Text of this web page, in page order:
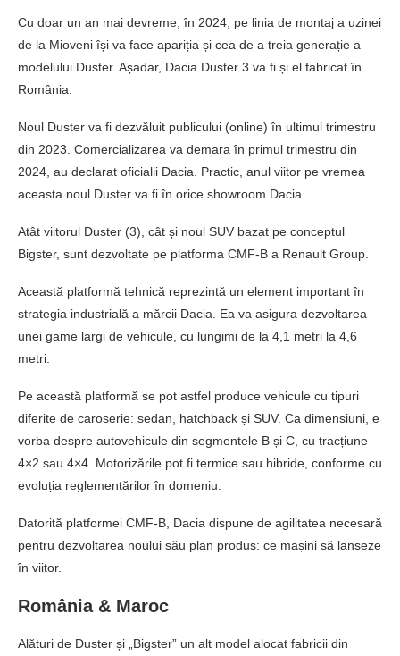
Cu doar un an mai devreme, în 2024, pe linia de montaj a uzinei
de la Mioveni își va face apariția și cea de a treia generație a
modelului Duster. Așadar, Dacia Duster 3 va fi și el fabricat în
România.
Noul Duster va fi dezvăluit publicului (online) în ultimul trimestru
din 2023. Comercializarea va demara în primul trimestru din
2024, au declarat oficialii Dacia. Practic, anul viitor pe vremea
aceasta noul Duster va fi în orice showroom Dacia.
Atât viitorul Duster (3), cât și noul SUV bazat pe conceptul
Bigster, sunt dezvoltate pe platforma CMF-B a Renault Group.
Această platformă tehnică reprezintă un element important în
strategia industrială a mărcii Dacia. Ea va asigura dezvoltarea
unei game largi de vehicule, cu lungimi de la 4,1 metri la 4,6
metri.
Pe această platformă se pot astfel produce vehicule cu tipuri
diferite de caroserie: sedan, hatchback și SUV. Ca dimensiuni, e
vorba despre autovehicule din segmentele B și C, cu tracțiune
4×2 sau 4×4. Motorizările pot fi termice sau hibride, conforme cu
evoluția reglementărilor în domeniu.
Datorită platformei CMF-B, Dacia dispune de agilitatea necesară
pentru dezvoltarea noului său plan produs: ce mașini să lanseze
în viitor.
România & Maroc
Alături de Duster și „Bigster” un alt model alocat fabricii din